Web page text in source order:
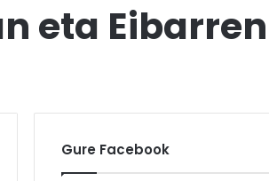
eta Eibarren
Gure Facebook